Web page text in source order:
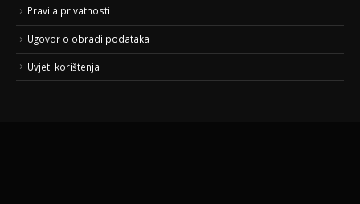
Pravila privatnosti
Ugovor o obradi podataka
Uvjeti korištenja